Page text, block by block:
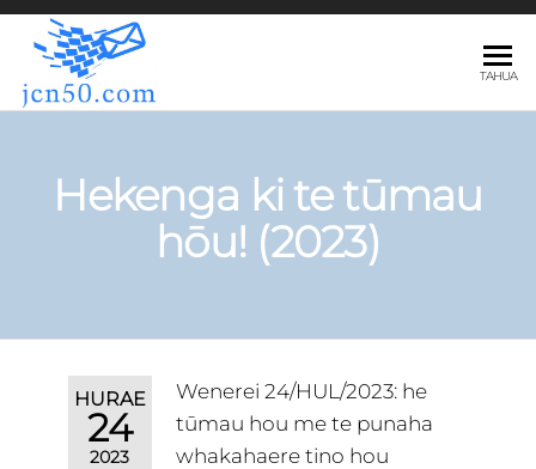
TAHUA
Hekenga ki te tūmau
hōu! (2023)
HURAE
24
2023
Wenerei 24/HUL/2023: he
tūmau hou me te punaha
whakahaere tino hou